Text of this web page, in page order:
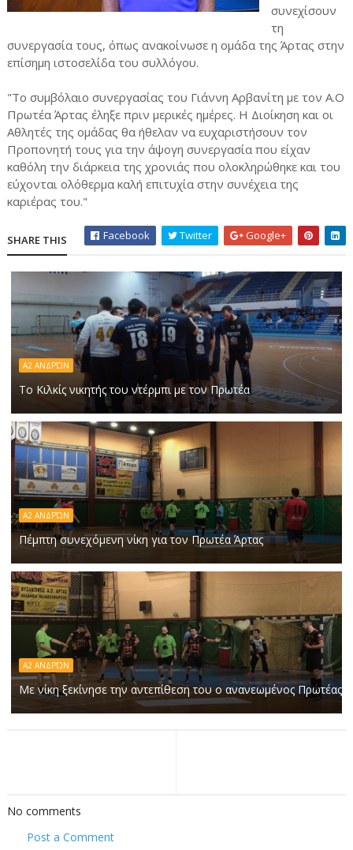
συνεχίσουν
τη
συνεργασία τους, όπως ανακοίνωσε η ομάδα της Άρτας στην
επίσημη ιστοσελίδα του συλλόγου.
"Το συμβόλαιο συνεργασίας του Γιάννη Αρβανίτη με τον Α.Ο
Πρωτέα Άρτας έληξε πριν μερικές ημέρες. Η Διοίκηση και οι
Αθλητές της ομάδας θα ήθελαν να ευχαριστήσουν τον
Προπονητή τους για την άψογη συνεργασία που είχαν
καθόλη την διάρκεια της χρονιάς που ολοκληρώθηκε και του
εύχονται ολόθερμα καλή επιτυχία στην συνέχεια της
καριέρας του."
SHARE THIS Facebook Twitter Google+
Α2 ΑΝΔΡΏΝ
Το Κιλκίς νικητής του ντέρμπι με τον Πρωτέα
Α2 ΑΝΔΡΏΝ
Πέμπτη συνεχόμενη νίκη για τον Πρωτέα Άρτας
Α2 ΑΝΔΡΏΝ
Με νίκη ξεκίνησε την αντεπίθεση του ο ανανεωμένος Πρωτέας
No comments
Post a Comment